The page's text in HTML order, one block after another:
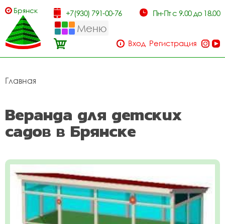
Брянск +7(930) 791-00-76 Пн-Пт с 9.00 до 18.00
Меню
Вход Регистрация
Главная
Веранда для детских
садов в Брянске